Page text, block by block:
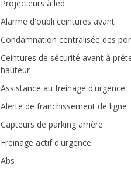
Projecteurs à led
Alarme d'oubli ceintures avant
Condamnation centralisée des
Ceintures de sécurité avant à
hauteur
Assistance au freinage d'urgence
Alerte de franchissement de ligne
Capteurs de parking arrière
Freinage actif d'urgence
Abs